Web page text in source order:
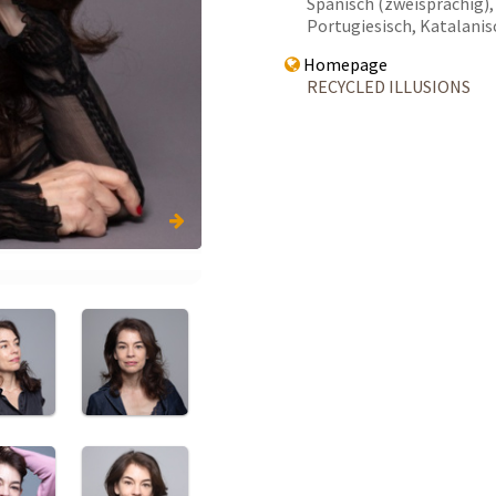
Portugiesisch,
Homepage
RECYCLED ILLUSIONS